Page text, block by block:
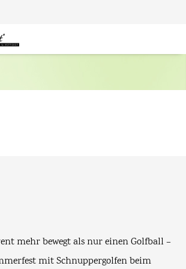
und Personalentwicklung